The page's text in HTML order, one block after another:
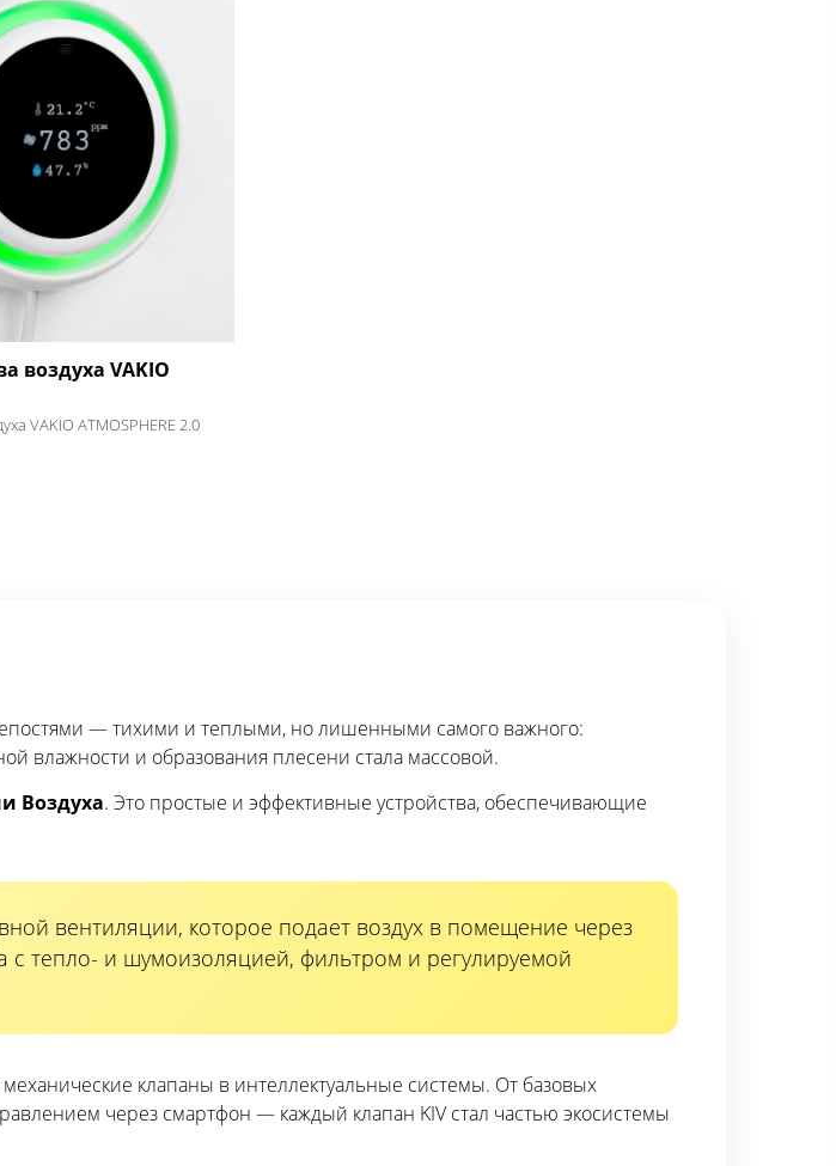
воздуха VAKIO
VAKIO ATMOSPHERE 2.0
— тихими и теплыми, но лишенными самого важного:
влажности и образования плесени стала массовой.
Воздуха. Это простые и эффективные устройства, обеспечивающие
вентиляции, которое подает воздух в помещение через
с тепло- и шумоизоляцией, фильтром и регулируемой
клапаны в интеллектуальные системы. От базовых
через смартфон — каждый клапан KIV стал частью экосистемы